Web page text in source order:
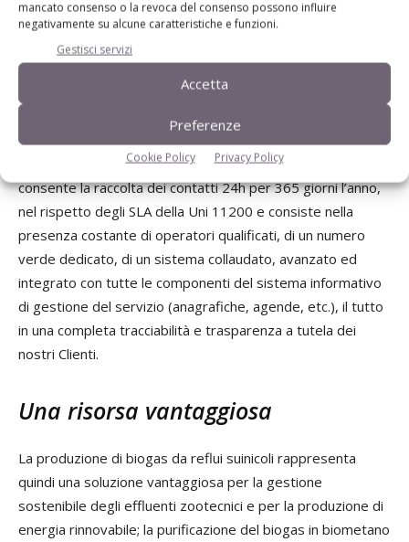
mancato consenso o la revoca del consenso possono influire
negativamente su alcune caratteristiche e funzioni.
Gestisci servizi
Accetta
Preferenze
Cookie Policy Privacy Policy
monitoraggio, previsione, controllo ed ottimizzazione delle
performance, fondamentale per guidare l’azienda verso
comportamenti virtuosi dal punto di vista della gestione
delle risorse energetiche, al fine di conseguire il massimo
risultato in termini economici.
econtrol room :L’attività Contact Center
consente la raccolta dei contatti 24h per 365 giorni l’anno,
nel rispetto degli SLA della Uni 11200 e consiste nella
presenza costante di operatori qualificati, di un numero
verde dedicato, di un sistema collaudato, avanzato ed
integrato con tutte le componenti del sistema informativo
di gestione del servizio (anagrafiche, agende, etc.), il tutto
in una completa tracciabilità e trasparenza a tutela dei
nostri Clienti.
Una risorsa vantaggiosa
La produzione di biogas da reflui suinicoli rappresenta
quindi una soluzione vantaggiosa per la gestione
sostenibile degli effluenti zootecnici e per la produzione di
energia rinnovabile; la purificazione del biogas in biometano